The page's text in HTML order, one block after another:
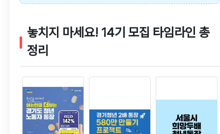
놓치지 마세요! 14기 모집 타임라인 총
정리